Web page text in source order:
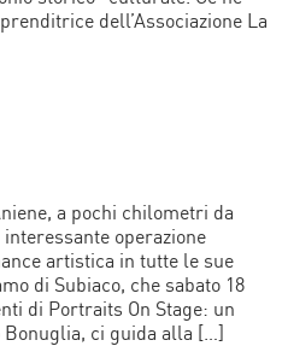
dell’Associazione La
a pochi chilometri da
operazione
artistica in tutte le sue
di Subiaco, che sabato 18
di Portraits On Stage: un
ci guida alla […]